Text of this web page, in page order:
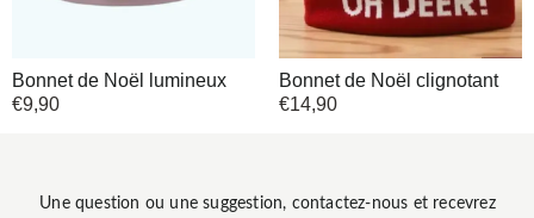
Bonnet de Noël lumineux
€9,90
Bonnet de Noël clignotant
€14,90
Une question ou une suggestion, contactez-nous et recevrez